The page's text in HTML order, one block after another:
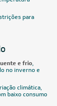
para
e frio,
no inverno e
climática,
baixo consumo